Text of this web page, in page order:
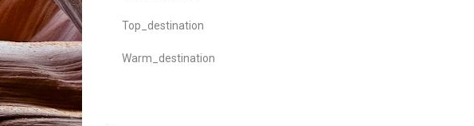
Top_destination
Warm_destination